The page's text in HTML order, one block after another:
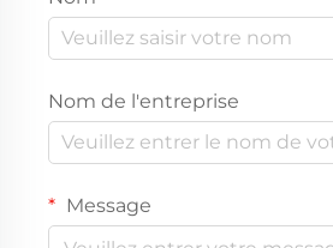
Nom de l'entreprise
Message